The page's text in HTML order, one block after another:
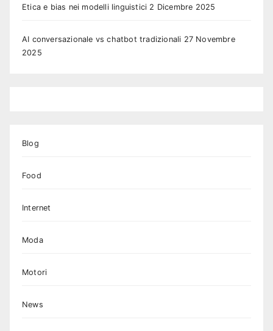
Etica e bias nei modelli linguistici 2 Dicembre 2025
AI conversazionale vs chatbot tradizionali 27 Novembre
2025
Blog
Food
Internet
Moda
Motori
News